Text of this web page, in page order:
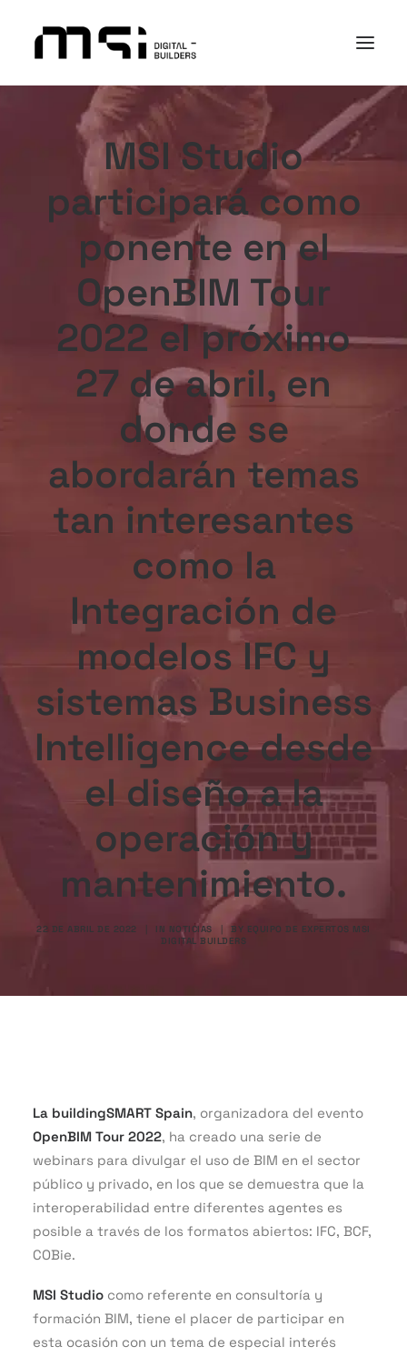
PLATAFORMA
ACADEMY
I+D+i
NOSOTROS
CASOS DE ÉXITO
Search
MSI Studio
participará como
ponente en el
OpenBIM Tour
2022 el próximo
27 de abril, en
donde se
abordarán temas
tan interesantes
como la
Integración de
modelos IFC y
sistemas Business
Intelligence desde
el diseño a la
operación y
mantenimiento.
22 DE ABRIL DE 2022 | IN NOTICIAS | BY EQUIPO DE EXPERTOS MSI
DIGITAL BUILDERS
La buildingSMART Spain, organizadora del evento
OpenBIM Tour 2022, ha creado una serie de
webinars para divulgar el uso de BIM en el sector
público y privado, en los que se demuestra que la
interoperabilidad entre diferentes agentes es
posible a través de los formatos abiertos: IFC, BCF,
COBie.
MSI Studio como referente en consultoría y
formación BIM, tiene el placer de participar en
esta ocasión con un tema de especial interés